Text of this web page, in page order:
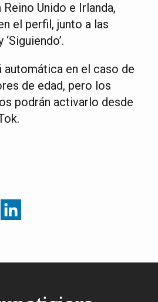
Reino Unido e Irlanda,
el perfil, junto a las
‘Siguiendo’.
automática en el caso de
de edad, pero los
podrán activarlo desde